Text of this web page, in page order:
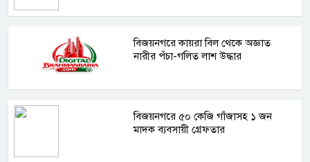
বিজয়নগরে কায়রা বিল থেকে অজ্ঞাত
নারীর পঁচা-গলিত লাশ উদ্ধার
বিজয়নগরে ৫০ কেজি গাঁজাসহ ১ জন
মাদক ব্যবসায়ী গ্রেফতার